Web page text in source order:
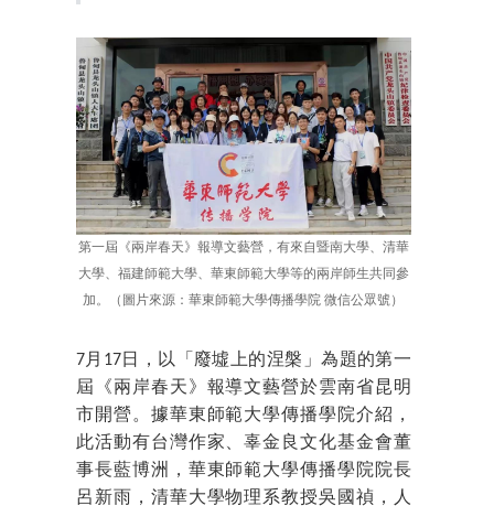
第一屆《兩岸春天》報導文藝營，有來自暨南大學、清華
大學、福建師範大學、華東師範大學等的兩岸師生共同參
加。（圖片來源：華東師範大學傳播學院 微信公眾號）
7月17日，以「廢墟上的涅槃」為題的第一
屆《兩岸春天》報導文藝營於雲南省昆明
市開營。據華東師範大學傳播學院介紹，
此活動有台灣作家、辜金良文化基金會董
事長藍博洲，華東師範大學傳播學院院長
呂新雨，清華大學物理系教授吳國禎，人